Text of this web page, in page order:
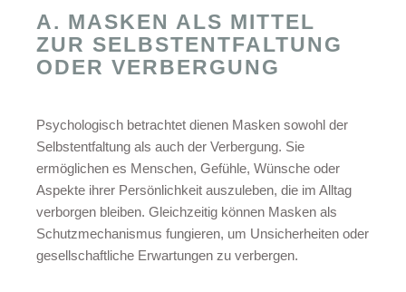
A. MASKEN ALS MITTEL
ZUR SELBSTENTFALTUNG
ODER VERBERGUNG
Psychologisch betrachtet dienen Masken sowohl der
Selbstentfaltung als auch der Verbergung. Sie
ermöglichen es Menschen, Gefühle, Wünsche oder
Aspekte ihrer Persönlichkeit auszuleben, die im Alltag
verborgen bleiben. Gleichzeitig können Masken als
Schutzmechanismus fungieren, um Unsicherheiten oder
gesellschaftliche Erwartungen zu verbergen.